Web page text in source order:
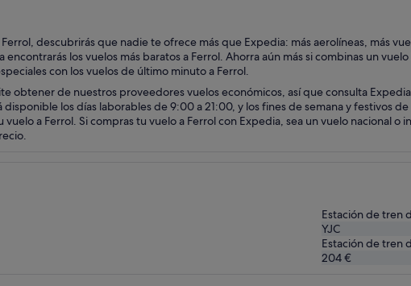
descubrirás que nadie te ofrece más que Expedia: más aerolíneas, más
los vuelos más baratos a Ferrol. Ahorra aún más si combinas un
con los vuelos de último minuto a Ferrol.
obtener de nuestros proveedores vuelos económicos, así que consulta
los días laborables de 9:00 a 21:00, y los fines de semana y festivos
a Ferrol. Si compras tu vuelo a Ferrol con Expedia, sea un vuelo nacional o
Estación de tren
YJC
Estación de tren
204 €